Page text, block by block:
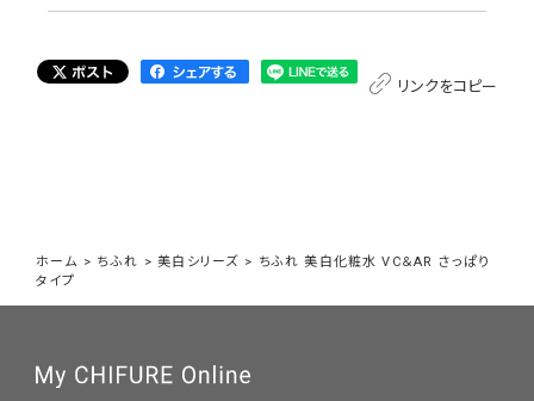
リンクをコピー
ホーム > ちふれ >美白シリーズ > ちふれ 美白化粧水 VC＆AR さっぱり
タイプ